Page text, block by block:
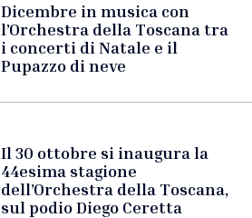
Dicembre in musica con
l’Orchestra della Toscana tra
i concerti di Natale e il
Pupazzo di neve
Il 30 ottobre si inaugura la
44esima stagione
dell’Orchestra della Toscana,
sul podio Diego Ceretta